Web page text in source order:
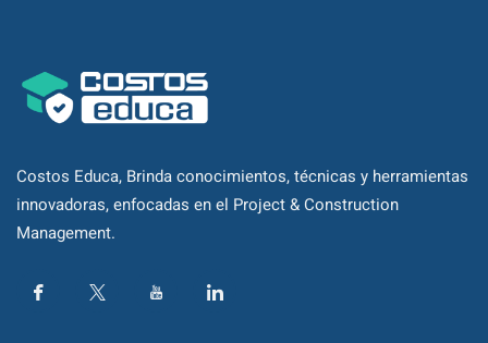
Costos Educa, Brinda conocimientos, técnicas y herramientas
innovadoras, enfocadas en el Project & Construction
Management.